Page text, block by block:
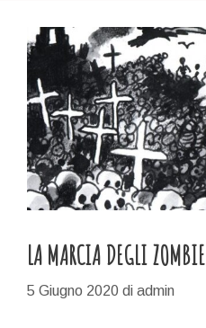
LA MARCIA DEGLI ZOMBIE
5 Giugno 2020 di admin